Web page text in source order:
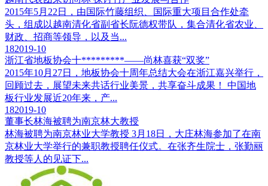
2015年5月22日，由国际竹藤组织、国际重大项目合作处牵
头，组成以越南清化省副省长阮德权带队，集合清化省农业、
财政、招商等领导，以及当...
182019-10
浙江省地板协会十*********——尚林喜获“双奖”
2015年10月27日，地板协会十周年总结大会在浙江嘉兴举行，
回顾过去，展望未来共话行业美景，共享奋斗成果！ 中国地
板行业发展近20年来，产...
182019-10
董事长林海被聘为南京林大教授
林海被聘为南京林业大学教授 3月18日，大庄林海参加了在南
京林业大学举行的兼职教授聘任仪式。在张齐生院士，张勤丽
教授等人的见证下...